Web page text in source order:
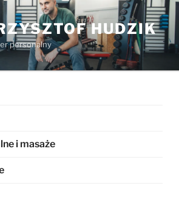
HUDZIK
personalny
i masaże